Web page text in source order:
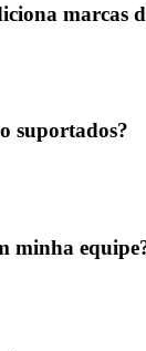
marcas
suportados?
minha